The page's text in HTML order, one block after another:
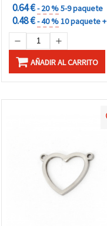
0.64 €- 20 %5-9 paquete
0.48 €- 40 %10 paquete +
AÑADIR AL CARRITO